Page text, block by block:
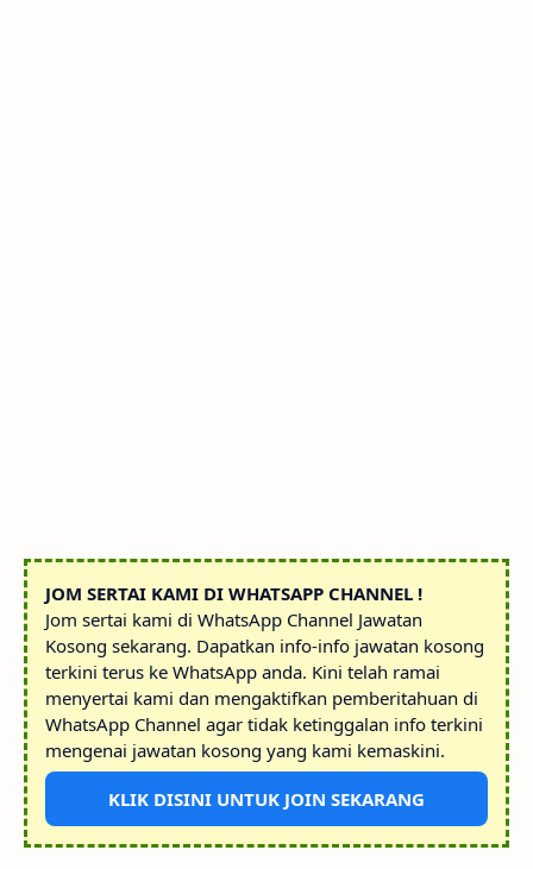
JOM SERTAI KAMI DI WHATSAPP CHANNEL !
Jom sertai kami di WhatsApp Channel Jawatan
Kosong sekarang. Dapatkan info-info jawatan kosong
terkini terus ke WhatsApp anda. Kini telah ramai
menyertai kami dan mengaktifkan pemberitahuan di
WhatsApp Channel agar tidak ketinggalan info terkini
mengenai jawatan kosong yang kami kemaskini.
KLIK DISINI UNTUK JOIN SEKARANG